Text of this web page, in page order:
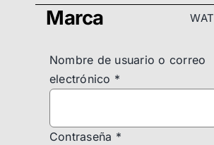
Marca WAT
Nombre de usuario o correo
electrónico *
Contraseña *